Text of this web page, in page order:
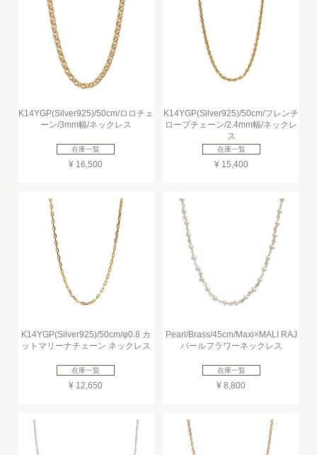
K14YGP(Silver925)/50cm/ロロチェ
ーン/3mm幅/ネックレス
在庫一覧
¥ 16,500
K14YGP(Silver925)/50cm/フレンチ
ロープチェーン/2.4mm幅/ネックレ
ス
在庫一覧
¥ 15,400
K14YGP(Silver925)/50cm/φ0.8 カ
ットマリーナチェーン ネックレス
在庫一覧
¥ 12,650
Pearl/Brass/45cm/Maxi×MALI RAJ
パールフラワーネックレス
在庫一覧
¥ 8,800